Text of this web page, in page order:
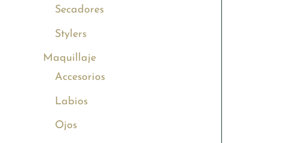
Secadores
Stylers
Maquillaje
Accesorios
Labios
Ojos